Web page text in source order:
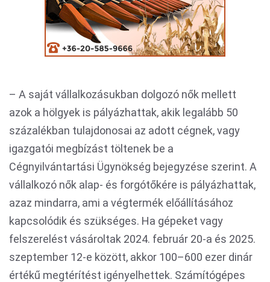
– A saját vállalkozásukban dolgozó nők mellett
azok a hölgyek is pályázhattak, akik legalább 50
százalékban tulajdonosai az adott cégnek, vagy
igazgatói megbízást töltenek be a
Cégnyilvántartási Ügynökség bejegyzése szerint. A
vállalkozó nők alap- és forgótőkére is pályázhattak,
azaz mindarra, ami a végtermék előállításához
kapcsolódik és szükséges. Ha gépeket vagy
felszerelést vásároltak 2024. február 20-a és 2025.
szeptember 12-e között, akkor 100–600 ezer dinár
értékű megtérítést igényelhettek. Számítógépes